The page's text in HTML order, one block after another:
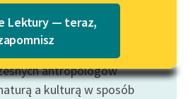
Katalog w formacie PDF
Lektury — teraz,
antropologów
a kulturą w sposób